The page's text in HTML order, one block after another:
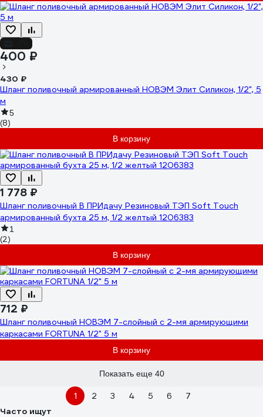
400 ₽
430 ₽
Шланг поливочный армированный НОВЭМ Элит Силикон, 1/2", 5
м
5
(8)
В корзину
1 778 ₽
Шланг поливочный В ПРИдачу Резиновый ТЭП Soft Touch
армированный бухта 25 м, 1/2 желтый 1206383
1
(2)
В корзину
712 ₽
Шланг поливочный НОВЭМ 7-слойный с 2-мя армирующими
каркасами FORTUNA 1/2" 5 м
В корзину
Показать еще 40
1 2 3 4 5 6
7
Часто ищут